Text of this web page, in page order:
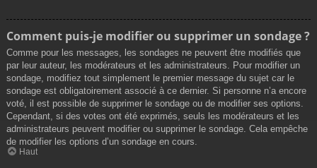
Comment puis-je modifier ou supprimer un sondage ?
Comme pour les messages, les sondages ne peuvent être modifiés que
par leur auteur, les modérateurs et les administrateurs. Pour modifier un
sondage, modifiez tout simplement le premier message du sujet car le
sondage est obligatoirement associé à ce dernier. Si personne n’a encore
voté, il est possible de supprimer le sondage ou de modifier ses options.
Cependant, si des votes ont été exprimés, seuls les modérateurs et les
administrateurs peuvent modifier ou supprimer le sondage. Cela empêche
de modifier les options d’un sondage en cours.
Haut